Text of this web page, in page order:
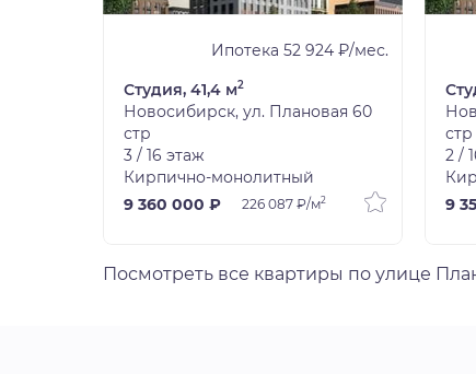
Ипотека 52 924 ₽/мес.
Студия, 41,4 м2
Новосибирск, ул. Плановая 60
стр
3 / 16 этаж
Кирпично-монолитный
9 360 000 ₽
226 087 ₽/м2
стр
2 /
9
Посмотреть все квартиры по улице